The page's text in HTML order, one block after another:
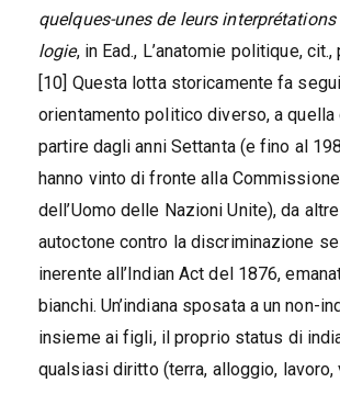
quelques-unes de leurs interprétations
logie, in Ead., L’anatomie politique,
[10] Questa lotta storicamente fa
orientamento politico diverso, a quella
partire dagli anni Settanta (e fino al
hanno vinto di fronte alla
dell’Uomo delle Nazioni Unite), da
autoctone contro la discriminazione
inerente all’Indian Act del 1876,
bianchi. Un’indiana sposata a un non-
insieme ai figli, il proprio status di
qualsiasi diritto (terra, alloggio, lavoro,